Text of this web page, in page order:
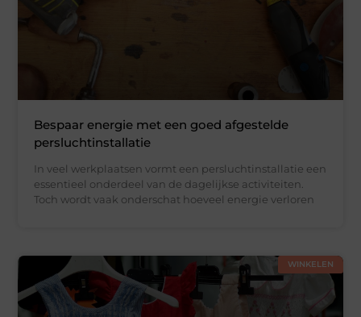
Bespaar energie met een goed afgestelde
persluchtinstallatie
In veel werkplaatsen vormt een persluchtinstallatie een
essentieel onderdeel van de dagelijkse activiteiten.
Toch wordt vaak onderschat hoeveel energie verloren
WINKELEN